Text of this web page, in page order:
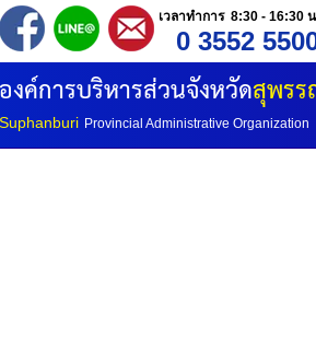
เวลาทำการ 8:30 - 16:30
0 3552
องค์การบริหารส่วนจังหวัดสุพร
Suphanburi Provincial Administrative Organization